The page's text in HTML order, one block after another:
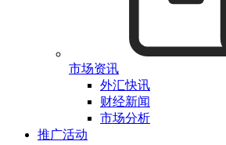
市场资讯
外汇快讯
财经新闻
市场分析
推广活动